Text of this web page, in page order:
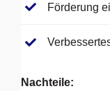
Förderung
Nachteile: